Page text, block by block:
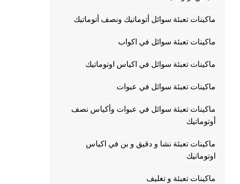
ماكينات تعبئة سوائل أتوماتيك ونصف أتوماتيك
ماكينات تعبئة سوائل في اكواب
ماكينات تعبئة سوائل في اكياس اوتوماتيك
ماكينات تعبئة سوائل في عبوات
ماكينات تعبئة سوائل في عبوات وأكياس نصف
أوتوماتيك
ماكينات تعبئة نشا و دقيق و بن في اكياس
اوتوماتيك
ماكينات تعبئة و تغليف